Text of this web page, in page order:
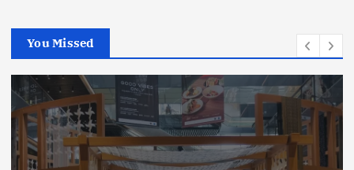
You Missed